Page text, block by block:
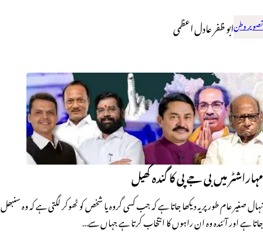
تصویر وطنابو ظفر عادل اعظمی
مہاراشٹر میں بی جے پی کا گندہ کھیل
نہال صغیر عام طور پر یہ دیکھا جاتا ہے کہ جب کسی گروہ یا شخص کو ٹھوکر لگتی ہے کہ وہ سنبھل
جاتا ہے اور آئندہ وہ ان راہوں کا انتخاب کرتا ہے جہاں سے…